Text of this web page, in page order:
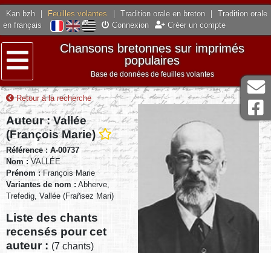
Kan.bzh Feuilles volantes Tradition orale en breton
Tradition orale
en français
Connexion Créer un compte
Menu
Chansons bretonnes sur imprimés
populaires
Base de données de feuilles volantes
Retour à la recherche
Auteur : Vallée
(François Marie)
Référence : A-00737
Nom :VALLÉE
Prénom :François Marie
Variantes de nom : Abherve,
Trefedig, Vallée (Frañsez Mari)
Liste des chants
recensés pour cet
auteur : (7 chants)